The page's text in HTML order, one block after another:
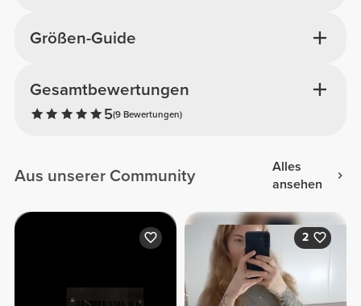
Gesamtbewertungen
5(9 Bewertungen)
Größen-Guide
Aus unserer Community
Alles
ansehen
2